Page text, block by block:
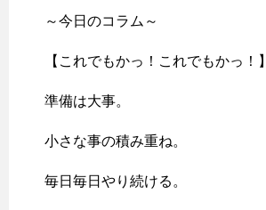
～今日のコラム～
【これでもかっ！これでもかっ！】
準備は大事。
小さな事の積み重ね。
毎日毎日やり続ける。